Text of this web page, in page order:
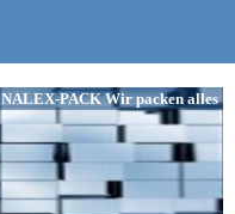
NALEX-PACK Wir packen alles